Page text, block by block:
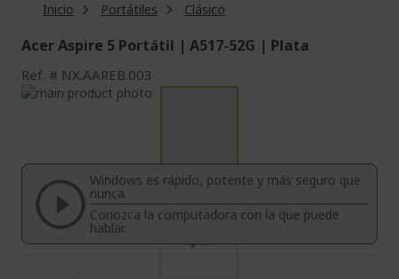
Inicio Portátiles Clásico
Acer Aspire 5 Portátil | A517-52G | Plata
Ref. NX.AAREB.003
Saltar
la
galería
imágenes
de
galería
imágenes
Windows es rápido, potente y más seguro que
nunca.
Conozca la computadora con la que puede
hablar.